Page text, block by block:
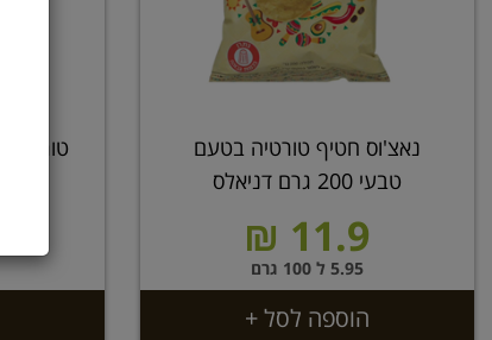
נאצ'וס חטיף טורטיה בטעם
טבעי 200 גרם דניאלס
11.9 ₪
5.95 ל 100 גרם
הוספה לסל +